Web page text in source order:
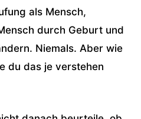
als Mensch,
durch Geburt und
Niemals. Aber wie
du das je verstehen